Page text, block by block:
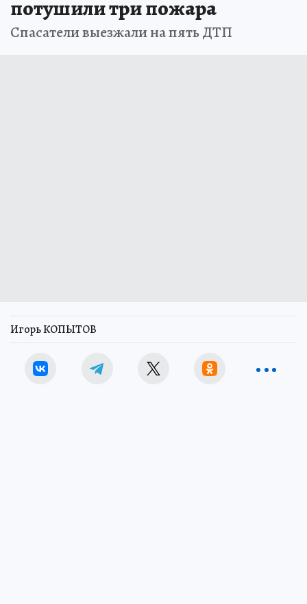
потушили три пожара
Спасатели выезжали на пять ДТП
Игорь КОПЫТОВ